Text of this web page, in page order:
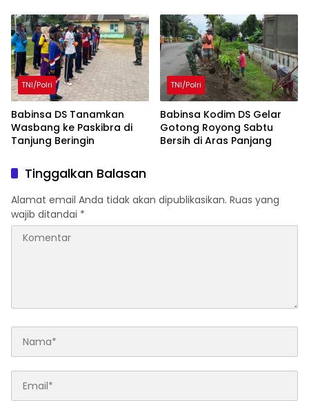
TNI/Polri
Babinsa DS Tanamkan
Wasbang ke Paskibra di
Tanjung Beringin
TNI/Polri
Babinsa Kodim DS Gelar
Gotong Royong Sabtu
Bersih di Aras Panjang
Tinggalkan Balasan
Alamat email Anda tidak akan dipublikasikan. Ruas yang
wajib ditandai *